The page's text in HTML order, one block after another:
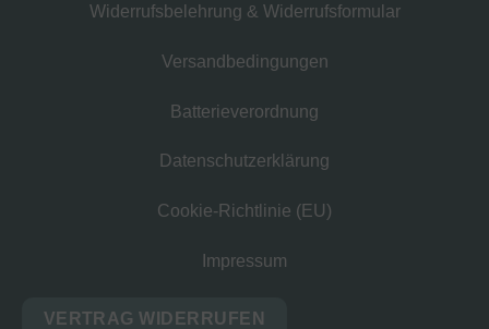
Widerrufsbelehrung & Widerrufsformular
Versandbedingungen
Batterieverordnung
Datenschutzerklärung
Cookie-Richtlinie (EU)
Impressum
VERTRAG WIDERRUFEN